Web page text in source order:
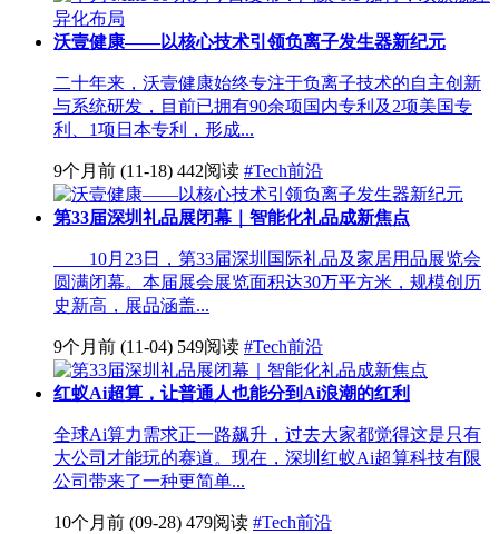
沃壹健康——以核心技术引领负离子发生器新纪元
二十年来，沃壹健康始终专注于负离子技术的自主创新
与系统研发，目前已拥有90余项国内专利及2项美国专
利、1项日本专利，形成...
9个月前 (11-18) 442阅读 #Tech前沿
第33届深圳礼品展闭幕｜智能化礼品成新焦点
10月23日，第33届深圳国际礼品及家居用品展览会
圆满闭幕。本届展会展览面积达30万平方米，规模创历
史新高，展品涵盖...
9个月前 (11-04) 549阅读 #Tech前沿
红蚁Ai超算，让普通人也能分到Ai浪潮的红利
全球Ai算力需求正一路飙升，过去大家都觉得这是只有
大公司才能玩的赛道。现在，深圳红蚁Ai超算科技有限
公司带来了一种更简单...
10个月前 (09-28) 479阅读 #Tech前沿